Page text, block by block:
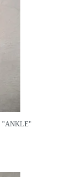
"ANKLE"